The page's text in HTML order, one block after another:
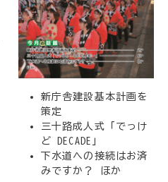
新庁舎建設基本計画を
策定
三十路成人式「でっけ
ど DECADE」
下水道への接続はお済
みですか？ ほか